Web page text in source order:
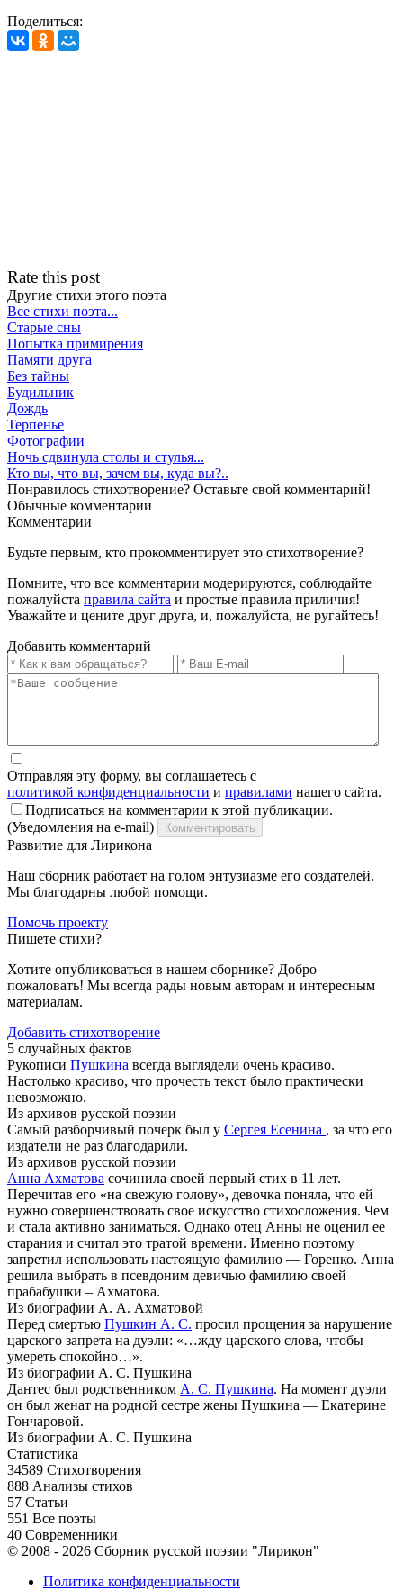
Поделиться:
Rate this post
Другие стихи этого поэта
Все стихи поэта...
Старые сны
Попытка примирения
Памяти друга
Без тайны
Будильник
Дождь
Терпенье
Фотографии
Ночь сдвинула столы и стулья...
Кто вы, что вы, зачем вы, куда вы?..
Понравилось стихотворение? Оставьте свой комментарий!
Обычные комментарии
Комментарии
Будьте первым, кто прокомментирует это стихотворение?
Помните, что все комментарии модерируются, соблюдайте
пожалуйста правила сайта и простые правила приличия!
Уважайте и цените друг друга, и, пожалуйста, не ругайтесь!
Добавить комментарий
Отправляя эту форму, вы соглашаетесь с
политикой конфиденциальности и правилами нашего сайта.
Подписаться на комментарии к этой публикации.
(Уведомления на e-mail)
Комментировать
Развитие для Лирикона
Наш сборник работает на голом энтузиазме его создателей.
Мы благодарны любой помощи.
Помочь проекту
Пишете стихи?
Хотите опубликоваться в нашем сборнике? Добро
пожаловать! Мы всегда рады новым авторам и интересным
материалам.
Добавить стихотворение
5 случайных фактов
Рукописи Пушкина всегда выглядели очень красиво.
Настолько красиво, что прочесть текст было практически
невозможно.
Из архивов русской поэзии
Самый разборчивый почерк был у Сергея Есенина , за что его
издатели не раз благодарили.
Из архивов русской поэзии
Анна Ахматова сочинила своей первый стих в 11 лет.
Перечитав его «на свежую голову», девочка поняла, что ей
нужно совершенствовать свое искусство стихосложения. Чем
и стала активно заниматься. Однако отец Анны не оценил ее
старания и считал это тратой времени. Именно поэтому
запретил использовать настоящую фамилию — Горенко. Анна
решила выбрать в псевдоним девичью фамилию своей
прабабушки – Ахматова.
Из биографии А. А. Ахматовой
Перед смертью Пушкин А. С. просил прощения за нарушение
царского запрета на дуэли: «…жду царского слова, чтобы
умереть спокойно…».
Из биографии А. С. Пушкина
Дантес был родственником А. С. Пушкина. На момент дуэли
он был женат на родной сестре жены Пушкина — Екатерине
Гончаровой.
Из биографии А. С. Пушкина
Статистика
34589 Стихотворения
888 Анализы стихов
57 Статьи
551 Все поэты
40 Современники
© 2008 - 2026 Сборник русской поэзии "Лирикон"
Политика конфиденциальности